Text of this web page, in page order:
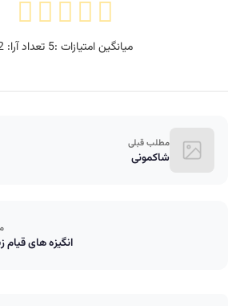
میانگین امتیازات :5 تعداد آرا:
مطلب قبلی
شاکمونی
انگیزه های قیام